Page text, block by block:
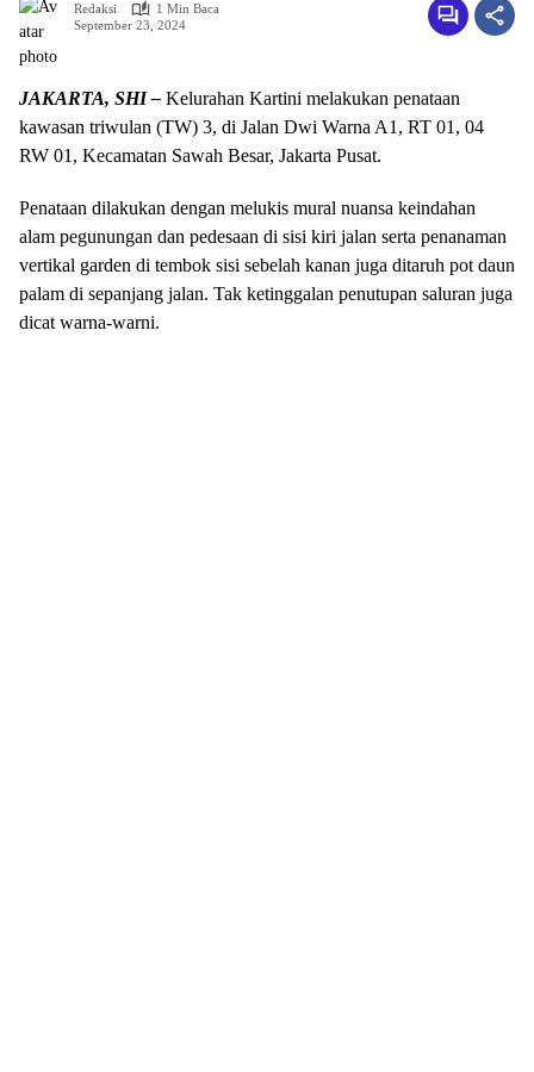
Redaksi
1 Min Baca
September 23, 2024
JAKARTA, SHI – Kelurahan Kartini melakukan penataan
kawasan triwulan (TW) 3, di Jalan Dwi Warna A1, RT 01, 04
RW 01, Kecamatan Sawah Besar, Jakarta Pusat.
Penataan dilakukan dengan melukis mural nuansa keindahan
alam pegunungan dan pedesaan di sisi kiri jalan serta penanaman
vertikal garden di tembok sisi sebelah kanan juga ditaruh pot daun
palam di sepanjang jalan. Tak ketinggalan penutupan saluran juga
dicat warna-warni.